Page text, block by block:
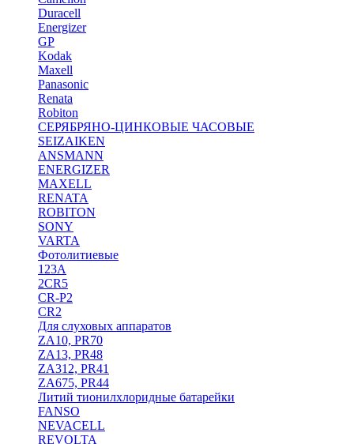
Duracell
Energizer
GP
Kodak
Maxell
Panasonic
Renata
Robiton
СЕРЯБРЯНО-ЦИНКОВЫЕ ЧАСОВЫЕ
SEIZAIKEN
ANSMANN
ENERGIZER
MAXELL
RENATA
ROBITON
SONY
VARTA
Фотолитиевые
123A
2CR5
CR-P2
CR2
Для слуховых аппаратов
ZA10, PR70
ZA13, PR48
ZA312, PR41
ZA675, PR44
Литий тионилхлоридные батарейки
FANSO
NEVACELL
REVOLTA